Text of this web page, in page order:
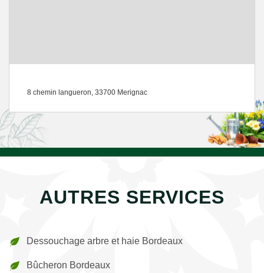
8 chemin langueron, 33700 Merignac
AUTRES SERVICES
Dessouchage arbre et haie Bordeaux
Bûcheron Bordeaux